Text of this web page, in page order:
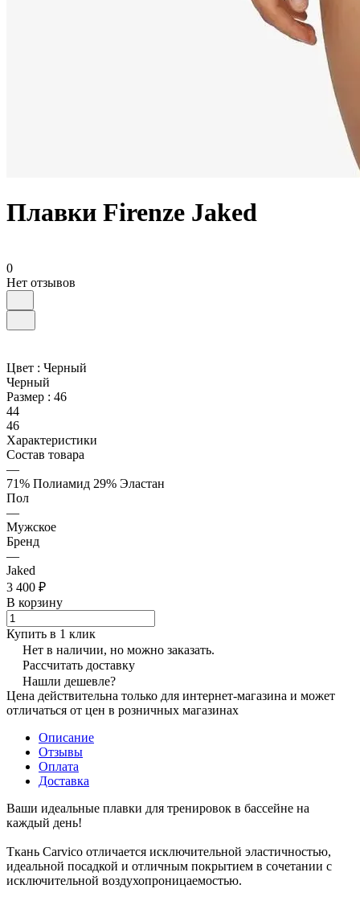
Плавки Firenze Jaked
0
Нет отзывов
Цвет : Черный
Черный
Размер : 46
44
46
Характеристики
Состав товара
—
71% Полиамид 29% Эластан
Пол
—
Мужское
Бренд
—
Jaked
3 400 ₽
В корзину
Купить в 1 клик
Нет в наличии, но можно заказать.
Рассчитать доставку
Нашли дешевле?
Цена действительна только для интернет-магазина и может
отличаться от цен в розничных магазинах
Описание
Отзывы
Оплата
Доставка
Ваши идеальные плавки для тренировок в бассейне на
каждый день!
Ткань Carvico отличается исключительной эластичностью,
идеальной посадкой и отличным покрытием в сочетании с
исключительной воздухопроницаемостью.